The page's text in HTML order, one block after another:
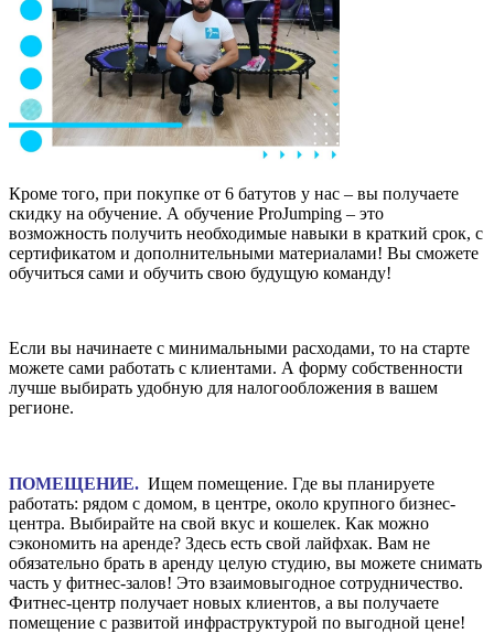
Кроме того, при покупке от 6 батутов у нас – вы получаете
скидку на обучение. А обучение ProJumping – это
возможность получить необходимые навыки в краткий срок, с
сертификатом и дополнительными материалами! Вы сможете
обучиться сами и обучить свою будущую команду!
Если вы начинаете с минимальными расходами, то на старте
можете сами работать с клиентами. А форму собственности
лучше выбирать удобную для налогообложения в вашем
регионе.
ПОМЕЩЕНИЕ. Ищем помещение. Где вы планируете
работать: рядом с домом, в центре, около крупного бизнес-
центра. Выбирайте на свой вкус и кошелек. Как можно
сэкономить на аренде? Здесь есть свой лайфхак. Вам не
обязательно брать в аренду целую студию, вы можете снимать
часть у фитнес-залов! Это взаимовыгодное сотрудничество.
Фитнес-центр получает новых клиентов, а вы получаете
помещение с развитой инфраструктурой по выгодной цене!